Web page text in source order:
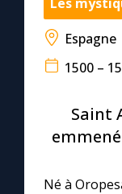
La vidéo de la
Le compte
Le magazine
Espagne
1500 –
Saint
Né à